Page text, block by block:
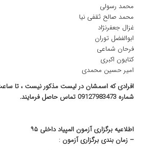
محمد رسولی
محمد صالح ثقفی نیا
غزال جعفرنژاد
ابوالفضل توران
فرحان شماعی
کتایون اکبری
امیر حسین محمدی
شماره 09127983473 تماس حاصل فرمایند.
اطلاعیه برگزاری آزمون المپیاد داخلی ۹۵
– زمان بندی برگزاری آزمون :